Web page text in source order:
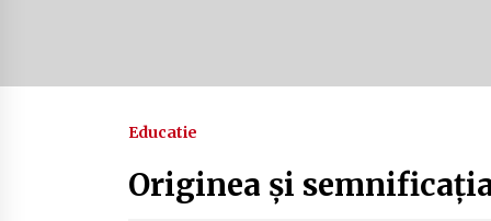
2 ani ago
Cum să alegi firul de pescuit perfect
pescari
2 ani ago
Educatie
Originea și